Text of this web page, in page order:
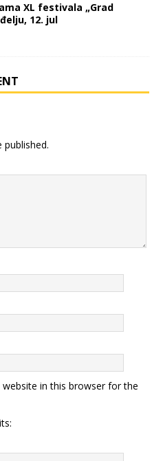
XL festivala „Grad
12. jul
published.
in this browser for the